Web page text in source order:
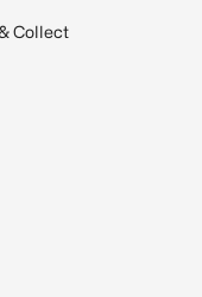
Collect